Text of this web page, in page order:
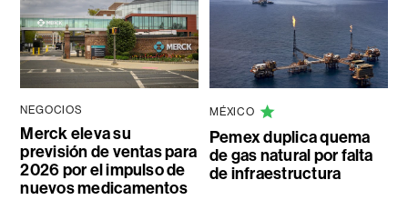
NEGOCIOS
Merck eleva su
previsión de ventas para
2026 por el impulso de
nuevos medicamentos
MÉXICO
Pemex duplica quema
de gas natural por falta
de infraestructura